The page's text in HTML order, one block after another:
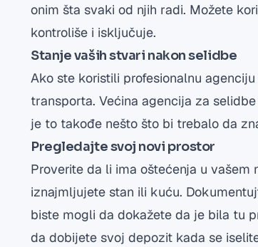
onim šta svaki od njih radi. Možete
kontroliše i isključuje.
Stanje vaših stvari nakon selidbe
Ako ste koristili profesionalnu
transporta. Većina agencija za
je to takođe nešto što bi trebalo da
Pregledajte svoj novi prostor
Proverite da li ima oštećenja u
iznajmljujete stan ili kuću.
biste mogli da dokažete da je bila tu
da dobijete svoj depozit kada se